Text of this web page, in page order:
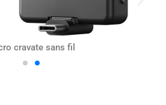
cravate sans fil